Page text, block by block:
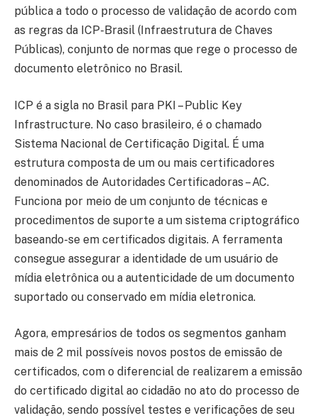
pública a todo o processo de validação de acordo com
as regras da ICP-Brasil (Infraestrutura de Chaves
Públicas), conjunto de normas que rege o processo de
documento eletrônico no Brasil.
ICP é a sigla no Brasil para PKI – Public Key
Infrastructure. No caso brasileiro, é o chamado
Sistema Nacional de Certificação Digital. É uma
estrutura composta de um ou mais certificadores
denominados de Autoridades Certificadoras – AC.
Funciona por meio de um conjunto de técnicas e
procedimentos de suporte a um sistema criptográfico
baseando-se em certificados digitais. A ferramenta
consegue assegurar a identidade de um usuário de
mídia eletrônica ou a autenticidade de um documento
suportado ou conservado em mídia eletronica.
Agora, empresários de todos os segmentos ganham
mais de 2 mil possíveis novos postos de emissão de
certificados, com o diferencial de realizarem a emissão
do certificado digital ao cidadão no ato do processo de
validação, sendo possível testes e verificações de seu